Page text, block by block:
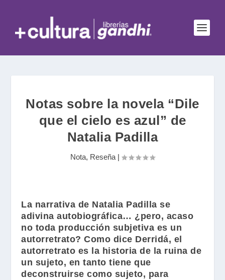
Notas sobre la novela “Dile
que el cielo es azul” de
Natalia Padilla
Nota, Reseña |
La narrativa de Natalia Padilla se
adivina autobiográfica… ¿pero, acaso
no toda producción subjetiva es un
autorretrato? Como dice Derridá, el
autorretrato es la historia de la ruina de
un sujeto, en tanto tiene que
deconstruirse como sujeto, para